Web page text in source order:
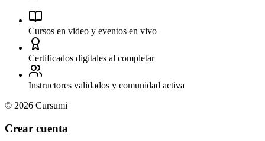
Cursos en video y eventos en vivo
Certificados digitales al completar
Instructores validados y comunidad activa
© 2026 Cursumi
Crear cuenta